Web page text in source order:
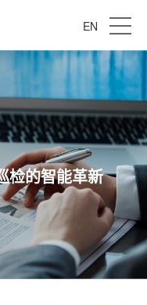
EN
检的智能革新